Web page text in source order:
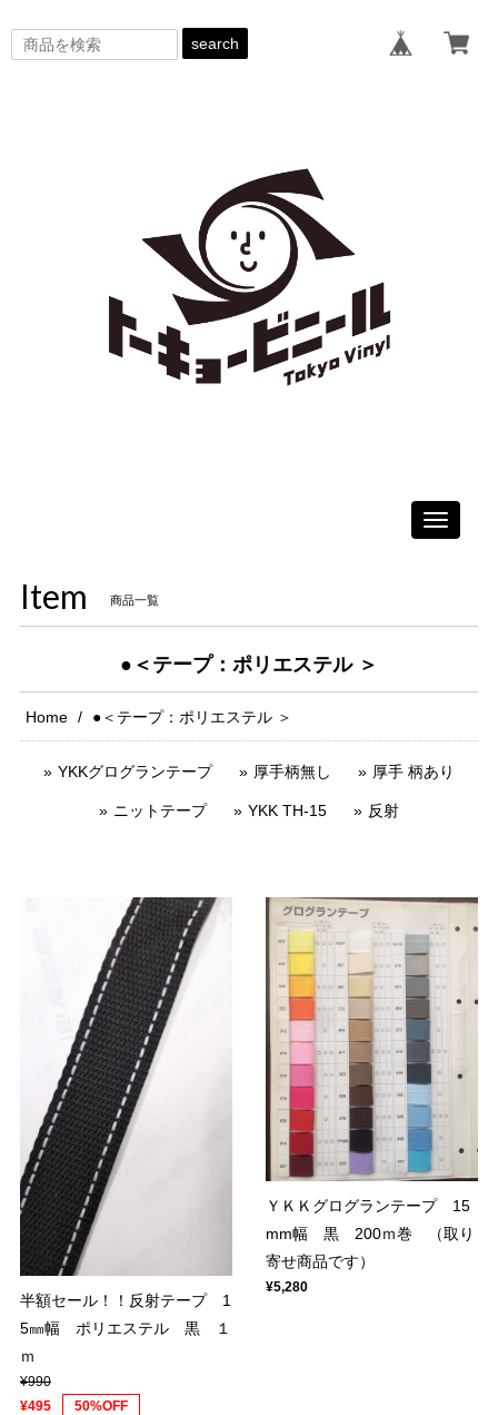
search
Toggle
Item 商品一覧
●＜テープ：ポリエステル ＞
Home ●＜テープ：ポリエステル ＞
YKKグログランテープ 厚手柄無し 厚手 柄あり
ニットテープ YKK TH-15 反射
半額セール！！反射テープ 1
5㎜幅 ポリエステル 黒 １
ｍ
¥990
¥495
50%OFF
ＹＫＫグログランテープ 15
mm幅 黒 200ｍ巻 （取り
寄せ商品です）
¥5,280